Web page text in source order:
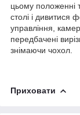
цьому положенні
столі і дивитися
управління,
передбачені
знімаючи чохол.
Приховати